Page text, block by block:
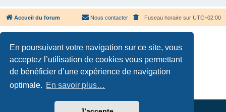
En poursuivant votre navigation sur ce site, vous
acceptez l’utilisation de cookies vous permettant
de bénéficier d’une expérience de navigation
optimale. En savoir plus…
Accueil du forum Fuseau horaire sur UTC+02:00
Nous contacter
Développé parphpBB® Forum Software © phpBB Limited
Confidentialité